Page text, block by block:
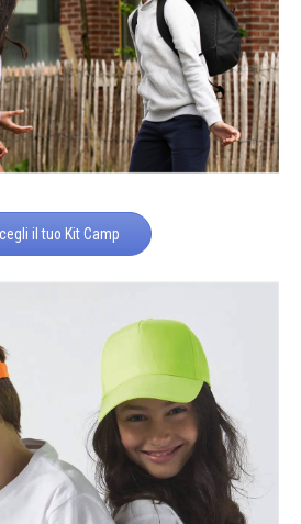
il tuo Kit Camp